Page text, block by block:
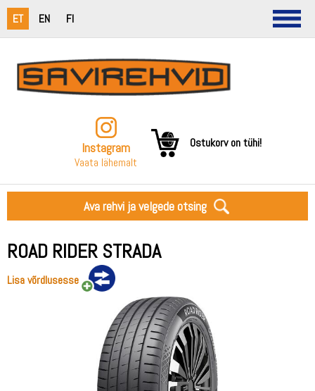
ET EN FI
Instagram
Vaata lähemalt
Ostukorv on tühi!
Ava rehvi ja velgede otsing
ROAD RIDER STRADA
Lisa võrdlusesse